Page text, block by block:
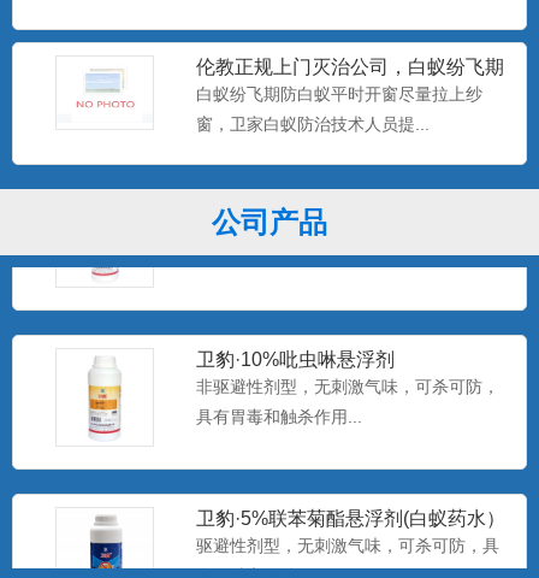
伦教正规上门灭治公司，白蚁纷飞期
防白蚁平时开窗尽量拉上纱窗
白蚁纷飞期防白蚁平时开窗尽量拉上纱
窗，卫家白蚁防治技术人员提...
公司产品
美国百户喜10%联苯菊酯乳油
产品特点：美国富美实公司出品，有刺激
气味，具有驱避和触杀作用...
卫豹·卫喜2.5%氟虫腈悬浮剂
非驱避剂型，无刺激气味，可杀可防，具
卫豹·10%吡虫啉悬浮剂
非驱避性剂型，无刺激气味，可杀可防，
具有胃毒和触杀作用...
卫豹·5%联苯菊酯悬浮剂(白蚁药水）
驱避性剂型，无刺激气味，可杀可防，具
有驱避和触杀作用...